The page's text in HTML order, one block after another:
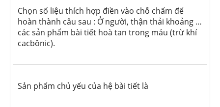
Chọn số liệu thích hợp điền vào chỗ chấm để
hoàn thành câu sau : Ở người, thận thải khoảng …
các sản phẩm bài tiết hoà tan trong máu (trừ khí
cacbônic).
Sản phẩm chủ yếu của hệ bài tiết là